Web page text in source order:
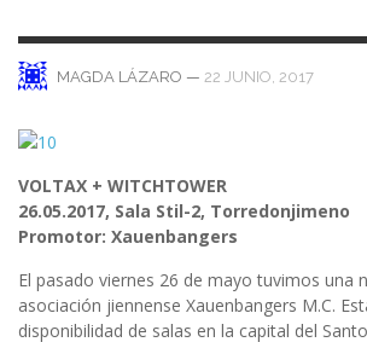
MAGDA LÁZARO — 22 JUNIO, 2017
VOLTAX + WITCHTOWER
26.05.2017, Sala Stil-2, Torredonjimeno
Promotor: Xauenbangers
El pasado viernes 26 de mayo tuvimos una
asociación jiennense Xauenbangers M.C.
disponibilidad de salas en la capital del